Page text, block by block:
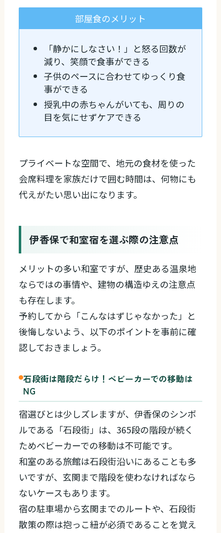
部屋食のメリット
「静かにしなさい！」と怒る回数が
減り、笑顔で食事ができる
子供のペースに合わせてゆっくり食
事ができる
授乳中の赤ちゃんがいても、周りの
目を気にせずケアできる
プライベートな空間で、地元の食材を使った
会席料理を家族だけで囲む時間は、何物にも
代えがたい思い出になります。
伊香保で和室宿を選ぶ際の注意点
メリットの多い和室ですが、歴史ある温泉地
ならではの事情や、建物の構造ゆえの注意点
も存在します。
予約してから「こんなはずじゃなかった」と
後悔しないよう、以下のポイントを事前に確
認しておきましょう。
石段街は階段だらけ！ベビーカーでの移動は
NG
宿選びとは少しズレますが、伊香保のシンボ
ルである「石段街」は、365段の階段が続く
ためベビーカーでの移動は不可能です。
和室のある旅館は石段街沿いにあることも多
いですが、玄関まで階段を使わなければなら
ないケースもあります。
宿の駐車場から玄関までのルートや、石段街
散策の際は抱っこ紐が必須であることを覚え